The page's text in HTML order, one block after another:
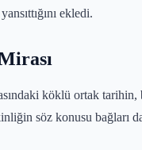
ekledi.
köklü ortak
söz konusu bağları